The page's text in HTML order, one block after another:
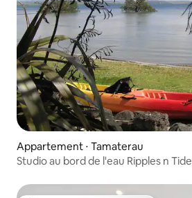
Appartement ⋅ Tamaterau
Studio au bord de l'eau Ripples n Tide